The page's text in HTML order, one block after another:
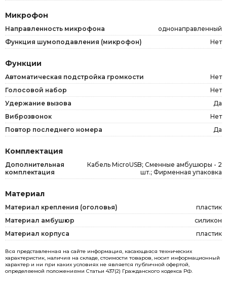
Микрофон
Направленность микрофона
однонаправленный
Функция шумоподавления (микрофон)
Нет
Функции
Автоматическая подстройка громкости
Нет
Голосовой набор
Нет
Удержание вызова
Да
Виброзвонок
Нет
Повтор последнего номера
Да
Комплектация
Дополнительная
комплектация
Кабель MicroUSB; Сменные амбушюры - 2
шт.; Фирменная упаковка
Материал
Материал крепления (оголовья)
пластик
Материал амбушюр
силикон
Материал корпуса
пластик
Вся представленная на сайте информация, касающаяся технических
характеристик, наличия на складе, стоимости товаров, носит информационный
характер и ни при каких условиях не является публичной офертой,
определяемой положениями Статьи 437(2) Гражданского кодекса РФ.